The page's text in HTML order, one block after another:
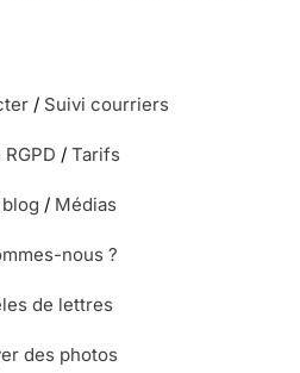
/ Suivi courriers
RGPD / Tarifs
/ Médias
nous ?
de lettres
des photos